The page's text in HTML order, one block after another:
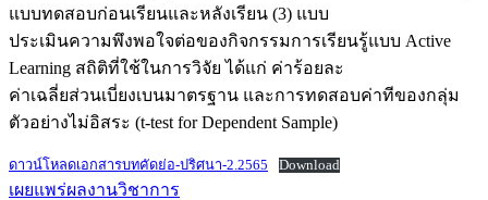
แบบทดสอบก่อนเรียนและหลังเรียน (3) แบบ
ประเมินความพึงพอใจต่อของกิจกรรมการเรียนรู้แบบ Active
Learning สถิติที่ใช้ในการวิจัย ได้แก่ ค่าร้อยละ
ค่าเฉลี่ยส่วนเบี่ยงเบนมาตรฐาน และการทดสอบค่าทีของกลุ่ม
ตัวอย่างไม่อิสระ (t-test for Dependent Sample)
ดาวน์โหลดเอกสารบทคัดย่อ-ปริศนา-2.2565 Download
เผยแพร่ผลงานวิชาการ